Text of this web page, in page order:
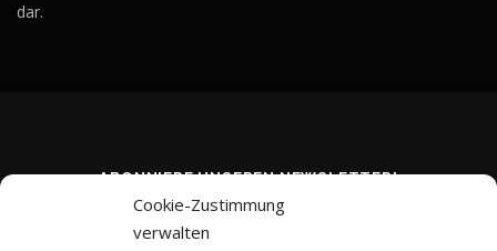
Cookie-Zustimmung
verwalten
dar.
ABONNIERE UNSEREN NEWSLETTER!